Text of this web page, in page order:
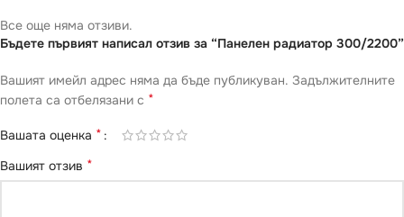
Все още няма отзиви.
Бъдете първият написал отзив за “Панелен радиатор 300/2200”
Вашият имейл адрес няма да бъде публикуван. Задължителните
полета са отбелязани с *
Вашата оценка *
Вашият отзив *